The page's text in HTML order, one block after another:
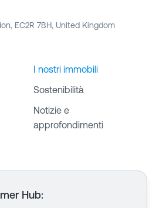
EC2R 7BH, United Kingdom
I nostri immobili
Sostenibilità
Notizie e
approfondimenti
Hub: